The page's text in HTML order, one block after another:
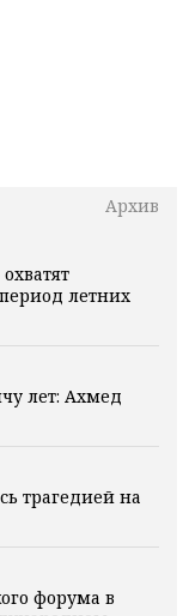
Архив
летних
лет: Ахмед
трагедией на
форума в